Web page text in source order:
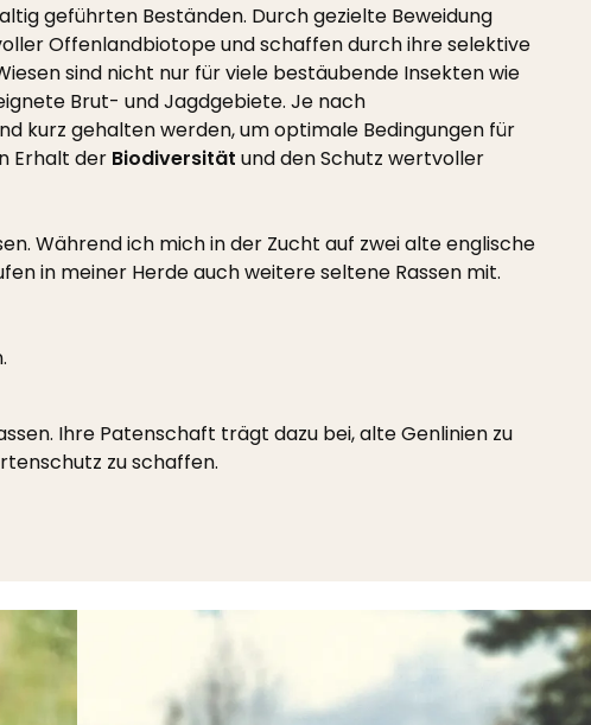
geführten Beständen. Durch gezielte Beweidung
Offenlandbiotope und schaffen durch ihre selektive
sind nicht nur für viele bestäubende Insekten wie
Brut- und Jagdgebiete. Je nach
kurz gehalten werden, um optimale Bedingungen für
Erhalt der Biodiversität und den Schutz wertvoller
Während ich mich in der Zucht auf zwei alte englische
in meiner Herde auch weitere seltene Rassen mit.
Ihre Patenschaft trägt dazu bei, alte Genlinien zu
zu schaffen.